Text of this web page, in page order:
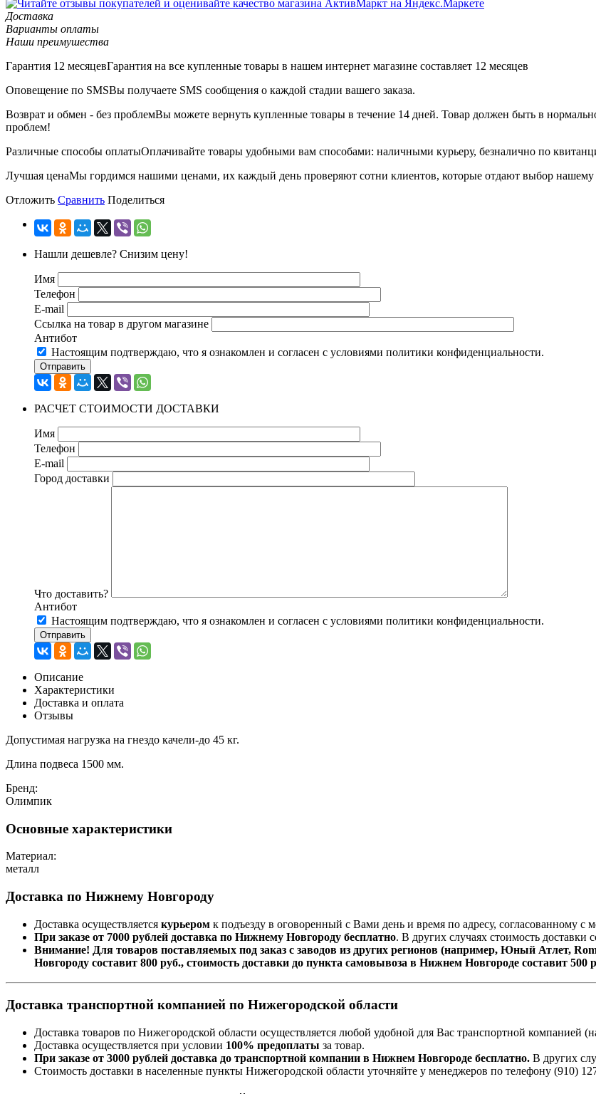
Доставка
Варианты оплаты
Наши преимушества
Гарантия 12 месяцевГарантия на все купленные товары в нашем интернет магазине составляет 12 месяцев
Оповещение по SMSВы получаете SMS сообщения о каждой стадии вашего заказа.
Возврат и обмен - без проблемВы можете вернуть купленные товары в течение 14 дней. Товар должен быть в
проблем!
Различные способы оплатыОплачивайте товары удобными вам способами: наличными курьеру, безналично по
Лучшая ценаМы гордимся нашими ценами, их каждый день проверяют сотни клиентов, которые отдают выбор нашему
Отложить Сравнить Поделиться
Нашли дешевле? Снизим цену!
Имя
Телефон
E-mail
Ссылка на товар в другом магазине
Антибот
Настоящим подтверждаю, что я ознакомлен и согласен с условиями политики конфиденциальности.
Отправить
РАСЧЕТ СТОИМОСТИ ДОСТАВКИ
Имя
Телефон
E-mail
Город доставки
Что доставить?
Антибот
Настоящим подтверждаю, что я ознакомлен и согласен с условиями политики конфиденциальности.
Отправить
Описание
Характеристики
Доставка и оплата
Отзывы
Допустимая нагрузка на гнездо качели-до 45 кг.
Длина подвеса 1500 мм.
Бренд:
Олимпик
Основные характеристики
Материал:
металл
Доставка по Нижнему Новгороду
Доставка осуществляется курьером к подъезду в оговоренный с Вами день и время по адресу, согласованному с
При заказе от 7000 рублей доставка по Нижнему Новгороду бесплатно. В других случаях стоимость доставки
Внимание! Для товаров поставляемых под заказ с заводов из других регионов (например, Юный Атлет,
Новгороду составит 800 руб., стоимость доставки до пункта самовывоза в Нижнем Новгороде составит 500
Доставка транспортной компанией по Нижегородской области
Доставка товаров по Нижегородской области осуществляется любой удобной для Вас транспортной компанией
Доставка осуществляется при условии 100% предоплаты за товар.
При заказе от 3000 рублей доставка до транспортной компании в Нижнем Новгороде бесплатно. В других
Стоимость доставки в населенные пункты Нижегородской области уточняйте у менеджеров по телефону (910)